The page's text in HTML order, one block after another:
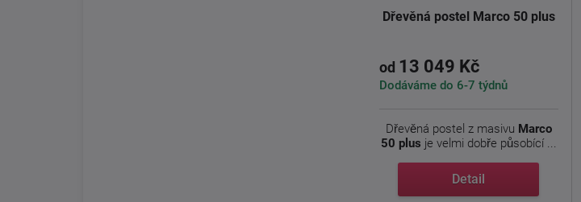
Dřevěná postel Marco 50 plus
od 13 049 Kč
Dodáváme do 6-7 týdnů
Dřevěná postel z masivu Marco
50 plus je velmi dobře působící ...
Detail